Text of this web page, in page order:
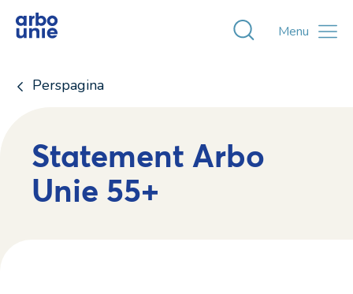
Toggle
Menu
Perspagina
Statement Arbo
Unie 55+